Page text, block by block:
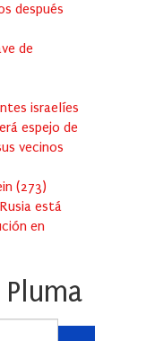
después
de
israelíes
espejo de
vecinos
(273)
está
en